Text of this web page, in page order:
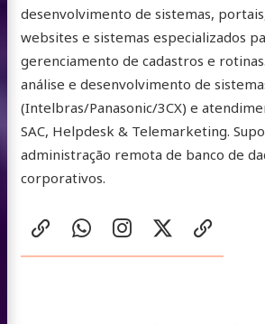
desenvolvimento de sistemas,
websites e sistemas especializados
gerenciamento de cadastros e
análise e desenvolvimento de
(Intelbras/Panasonic/3CX) e
SAC, Helpdesk & Telemarketing.
administração remota de banco de
corporativos.
Sociais:websiteWhatsAppInstagram
X